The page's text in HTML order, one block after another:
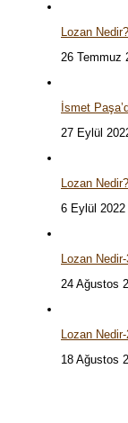
Lozan Nedir?
26 Temmuz
İsmet
27 Eylül
Lozan
6 Eylül 2022
Lozan
24 Ağustos
Lozan
18 Ağustos